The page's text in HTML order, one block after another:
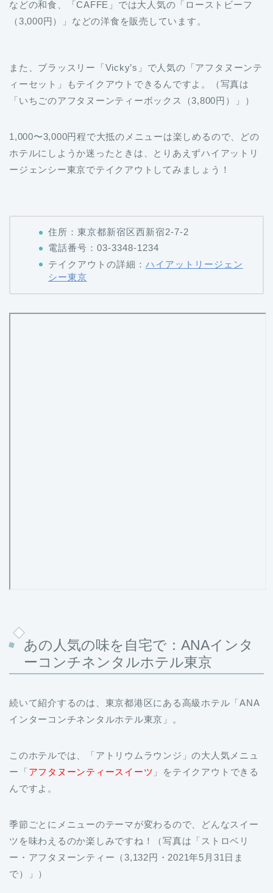
（3,000円）」などの洋食を販売しています。
ィーセット」もテイクアウトできるんですよ。（写真は
「いちごのアフタヌーンティーボックス（3,800円）」）
ホテルにしようか迷ったときは、とりあえずハイアットリ
ージェンシー東京でテイクアウトしてみましょう！
電話番号：03-3348-1234
テイクアウトの詳細：ハイアットリージェン
ーコンチネンタルホテル東京
続いて紹介するのは、東京都港区にある高級ホテル「ANA
このホテルでは、「アトリウムラウンジ」の大人気メニュ
んですよ。
季節ごとにメニューのテーマが変わるので、どんなスイー
ー・アフタヌーンティー（3,132円・2021年5月31日ま
で）」）
東京の中でも人気のあるアフタヌーンティーなので、「ス